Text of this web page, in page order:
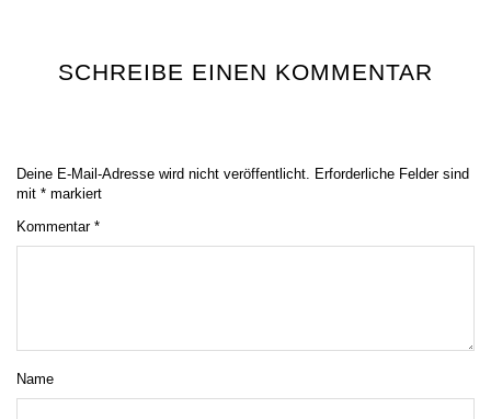
SCHREIBE EINEN KOMMENTAR
Deine E-Mail-Adresse wird nicht veröffentlicht. Erforderliche Felder sind
mit * markiert
Kommentar *
Name